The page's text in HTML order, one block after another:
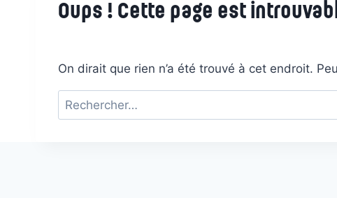
Oups ! Cette page est
On dirait que rien n’a été trouvé à cet endroit.
Rechercher :